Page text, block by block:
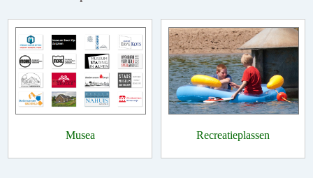
Musea Recreatieplassen